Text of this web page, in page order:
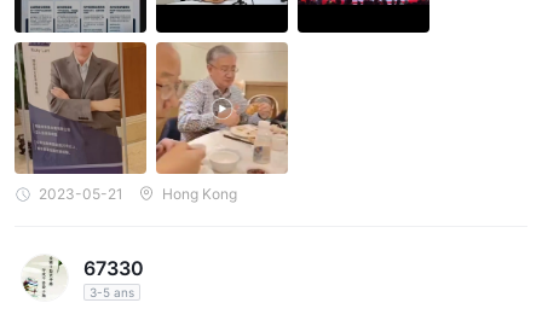
2023-05-21 Hong Kong
67330
3-5 ans